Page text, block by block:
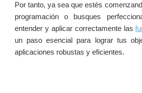
Por tanto, ya sea que estés
programación o busques
entender y aplicar correctamente las
un paso esencial para lograr tus
aplicaciones robustas y eficientes.